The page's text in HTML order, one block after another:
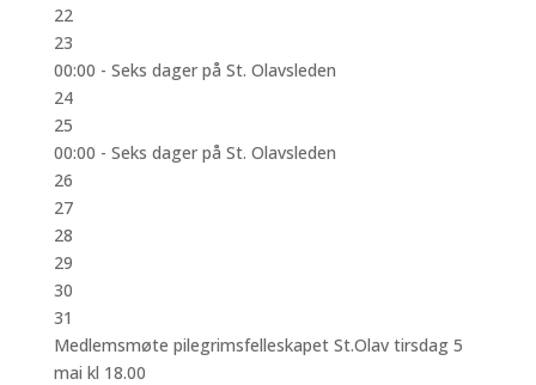
22
23
00:00 - Seks dager på St. Olavsleden
24
25
00:00 - Seks dager på St. Olavsleden
26
27
28
29
30
31
Medlemsmøte pilegrimsfelleskapet St.Olav tirsdag 5
mai kl 18.00